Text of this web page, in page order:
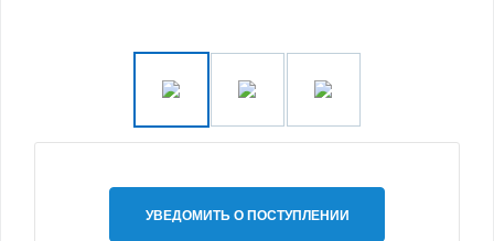
УВЕДОМИТЬ О ПОСТУПЛЕНИИ